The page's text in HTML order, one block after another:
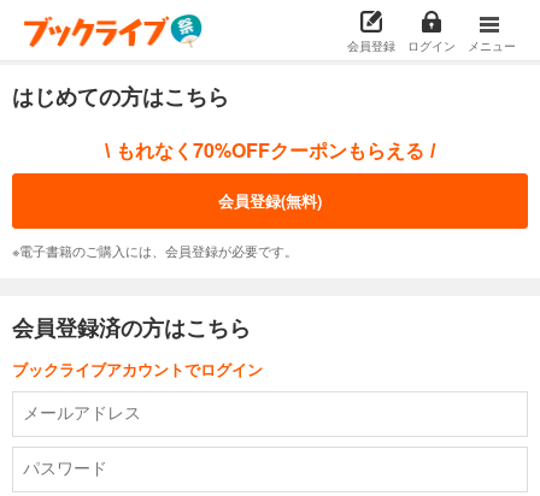
会員登録 ログイン メニュー
はじめての方はこちら
\ もれなく70%OFFクーポンもらえる /
会員登録(無料)
※電子書籍のご購入には、会員登録が必要です。
会員登録済の方はこちら
ブックライブアカウントでログイン